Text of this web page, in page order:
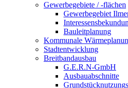
Gewerbegebiete / -flächen
Gewerbegebiet
Bauleitplanung
Kommunale
Stadtentwicklung
Breitbandausbau
G.E.R.N-GmbH
Ausbauabschnitte